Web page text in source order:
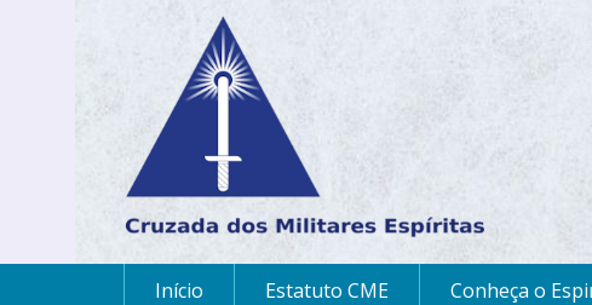
Início Estatuto CME Conheça o